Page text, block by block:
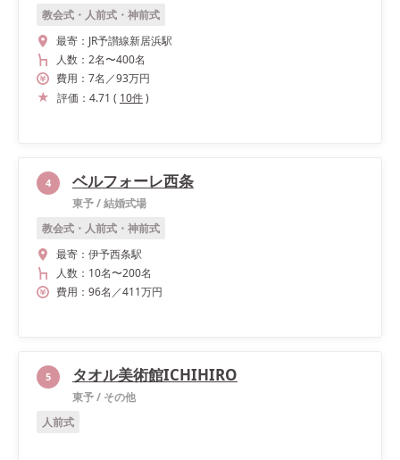
教会式・人前式・神前式
最寄： JR予讃線新居浜駅
人数： 2名〜400名
費用： 7名 ／93万円
評価： 4.71 ( 10件)
4
東予/結婚式場
ベルフォーレ西条
教会式・人前式・神前式
最寄： 伊予西条駅
人数： 10名〜200名
費用： 96名 ／411万円
5
東予/ その他
タオル美術館ICHIHIRO
人前式